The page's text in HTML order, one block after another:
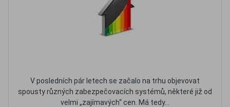
V posledních pár letech se začalo na trhu objevovat
spousty různých zabezpečovacích systémů, některé již od
velmi „zajímavých“ cen. Má tedy...